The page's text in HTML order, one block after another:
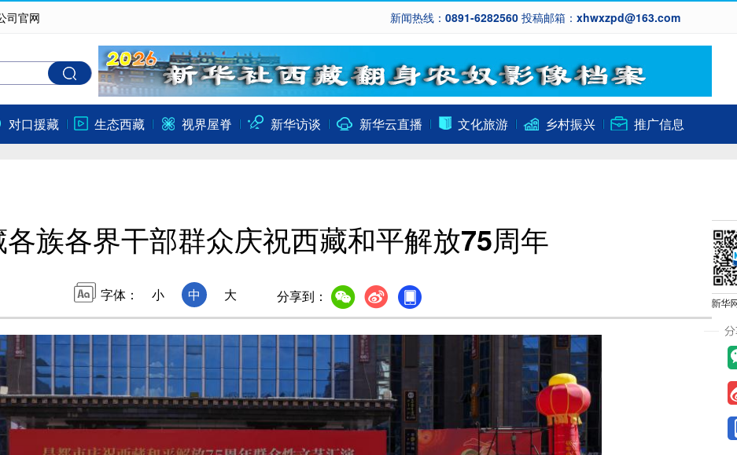
司官网 新闻热线：0891-6282560 投稿邮箱：xhwxzpd@163.com
对口援藏 生态西藏 视界屋脊 新华访谈 新华云直播 文化旅游 乡村振兴 推广信息
族各界干部群众庆祝西藏和平解放75周年
字体： 小 中 大 分享到：